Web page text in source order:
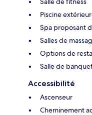
Piscine
Spa proposant
Salles de
Options de
Salle de
Accessibilité
Ascenseur
Cheminement